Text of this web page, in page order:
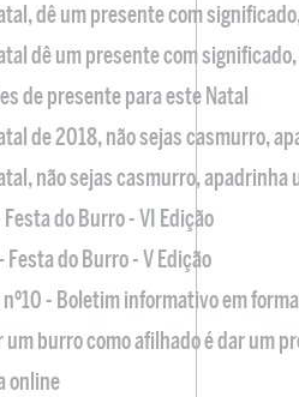
dê um presente com
dê um presente com
de presente para este Natal
de 2018, não sejas casmurro,
não sejas casmurro, apadrinha
Festa do Burro - VI Edição
Festa do Burro - V Edição
- Boletim informativo em
um burro como afilhado é dar um
online